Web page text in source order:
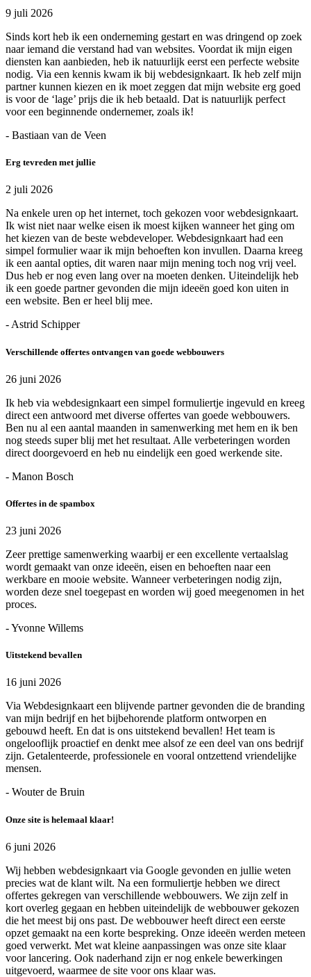
9 juli 2026
Sinds kort heb ik een onderneming gestart en was dringend op zoek
naar iemand die verstand had van websites. Voordat ik mijn eigen
diensten kan aanbieden, heb ik natuurlijk eerst een perfecte website
nodig. Via een kennis kwam ik bij webdesignkaart. Ik heb zelf mijn
partner kunnen kiezen en ik moet zeggen dat mijn website erg goed
is voor de ‘lage’ prijs die ik heb betaald. Dat is natuurlijk perfect
voor een beginnende ondernemer, zoals ik!
- Bastiaan van de Veen
Erg tevreden met jullie
2 juli 2026
Na enkele uren op het internet, toch gekozen voor webdesignkaart.
Ik wist niet naar welke eisen ik moest kijken wanneer het ging om
het kiezen van de beste webdeveloper. Webdesignkaart had een
simpel formulier waar ik mijn behoeften kon invullen. Daarna kreeg
ik een aantal opties, dit waren naar mijn mening toch nog vrij veel.
Dus heb er nog even lang over na moeten denken. Uiteindelijk heb
ik een goede partner gevonden die mijn ideeën goed kon uiten in
een website. Ben er heel blij mee.
- Astrid Schipper
Verschillende offertes ontvangen van goede webbouwers
26 juni 2026
Ik heb via webdesignkaart een simpel formuliertje ingevuld en kreeg
direct een antwoord met diverse offertes van goede webbouwers.
Ben nu al een aantal maanden in samenwerking met hem en ik ben
nog steeds super blij met het resultaat. Alle verbeteringen worden
direct doorgevoerd en heb nu eindelijk een goed werkende site.
- Manon Bosch
Offertes in de spambox
23 juni 2026
Zeer prettige samenwerking waarbij er een excellente vertaalslag
wordt gemaakt van onze ideeën, eisen en behoeften naar een
werkbare en mooie website. Wanneer verbeteringen nodig zijn,
worden deze snel toegepast en worden wij goed meegenomen in het
proces.
- Yvonne Willems
Uitstekend bevallen
16 juni 2026
Via Webdesignkaart een blijvende partner gevonden die de branding
van mijn bedrijf en het bijbehorende platform ontworpen en
gebouwd heeft. En dat is ons uitstekend bevallen! Het team is
ongelooflijk proactief en denkt mee alsof ze een deel van ons bedrijf
zijn. Getalenteerde, professionele en vooral ontzettend vriendelijke
mensen.
- Wouter de Bruin
Onze site is helemaal klaar!
6 juni 2026
Wij hebben webdesignkaart via Google gevonden en jullie weten
precies wat de klant wilt. Na een formuliertje hebben we direct
offertes gekregen van verschillende webbouwers. We zijn zelf in
kort overleg gegaan en hebben uiteindelijk de webbouwer gekozen
die het meest bij ons past. De webbouwer heeft direct een eerste
opzet gemaakt na een korte bespreking. Onze ideeën werden meteen
goed verwerkt. Met wat kleine aanpassingen was onze site klaar
voor lancering. Ook naderhand zijn er nog enkele bewerkingen
uitgevoerd, waarmee de site voor ons klaar was.